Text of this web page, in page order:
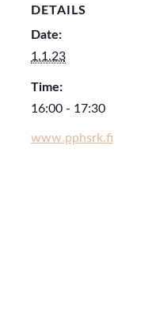
DETAILS
Date:
1.1.23
Time:
16:00 - 17:30
www.pphsrk.fi